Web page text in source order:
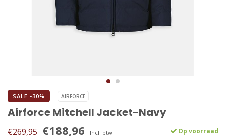
SALE -30% AIRFORCE
Airforce Mitchell Jacket-Navy
€269,95 €188,96 Incl. btw Op voorraad